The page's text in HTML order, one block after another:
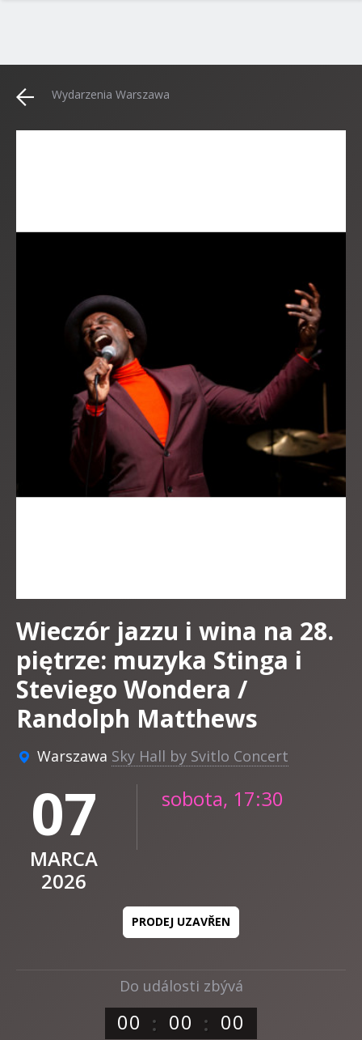
Wydarzenia Warszawa
Do události zbývá
00 00 00
Wieczór jazzu i wina na 28.
piętrze: muzyka Stinga i
Steviego Wondera /
Randolph Matthews
Warszawa Sky Hall by Svitlo Concert
07
MARCA
2026
sobota, 17:30
PRODEJ UZAVŘEN